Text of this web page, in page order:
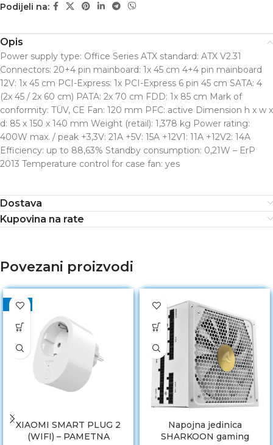
Podijeli na:
Opis
Power supply type: Office Series ATX standard: ATX V2.31
Connectors: 20+4 pin mainboard: 1x 45 cm 4+4 pin mainboard
12V: 1x 45 cm PCI-Express: 1x PCI-Express 6 pin 45 cm SATA: 4
(2x 45 / 2x 60 cm) PATA: 2x 70 cm FDD: 1x 85 cm Mark of
conformity: TÜV, CE Fan: 120 mm PFC: active Dimension h x w x
d: 85 x 150 x 140 mm Weight (retail): 1,378 kg Power rating:
400W max. / peak +3,3V: 21A +5V: 15A +12V1: 11A +12V2: 14A
Efficiency: up to 88,63% Standby consumption: 0,21W – ErP
2013 Temperature control for case fan: yes
Dostava
Kupovina na rate
Povezani proizvodi
-22%
XIAOMI SMART PLUG 2
(WIFI) – PAMETNA
Napojna jedinica
SHARKOON gaming